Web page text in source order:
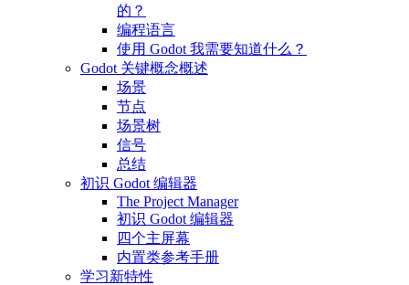
的？
编程语言
使用 Godot 我需要知道什么？
Godot 关键概念概述
场景
节点
场景树
信号
总结
初识 Godot 编辑器
The Project Manager
初识 Godot 编辑器
四个主屏幕
内置类参考手册
学习新特性